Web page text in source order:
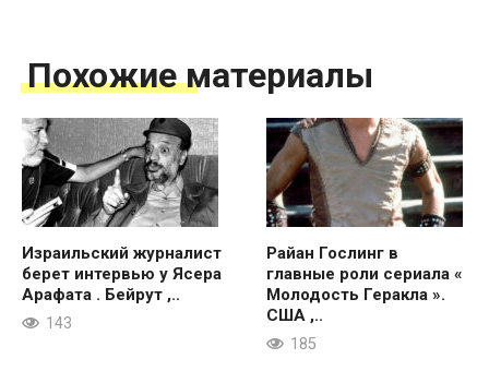
Похожие материалы
Израильский журналист
берет интервью у Ясера
Арафата . Бейрут ,..
143
Райан Гослинг в
главные роли сериала «
Молодость Геракла ».
США ,..
185